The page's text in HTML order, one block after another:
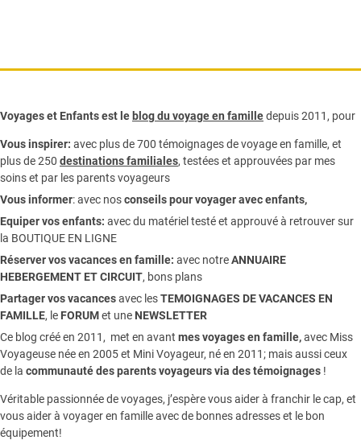
Voyages et Enfants est le blog du voyage en familledepuis 2011, pour
Vous inspirer: avec plus de 700 témoignages devoyage en famille, et
plus de 250 destinations familiales, testées et approuvées par mes
soins et par les parents voyageurs
Vous informer:avec nosconseils pour voyager avec enfants,
Equiper vos enfants: avec du matériel testé et approuvé à retrouver sur
la BOUTIQUE EN LIGNE
Réserver vos vacances en famille: avec notreANNUAIRE
HEBERGEMENT ET CIRCUIT, bons plans
Partager vos vacancesavec lesTEMOIGNAGES DE VACANCES EN
FAMILLE, le FORUMet une NEWSLETTER
Ce blog créé en 2011, met en avant mes voyages en famille,avec Miss
Voyageuse née en 2005 et Mini Voyageur, né en 2011; mais aussi ceux
de la communauté des parents voyageurs via des témoignages !
Véritable passionnée de voyages, j’espère vous aider à franchir le cap, et
vous aider à voyager en famille avec de bonnes adresses et le bon
équipement!